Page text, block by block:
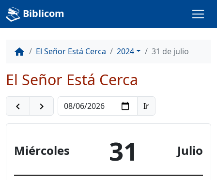
Biblicom
home El Señor Está Cerca 2024 31 de julio
El Señor Está Cerca
navigate_before navigate_next
Miércoles 31 Julio